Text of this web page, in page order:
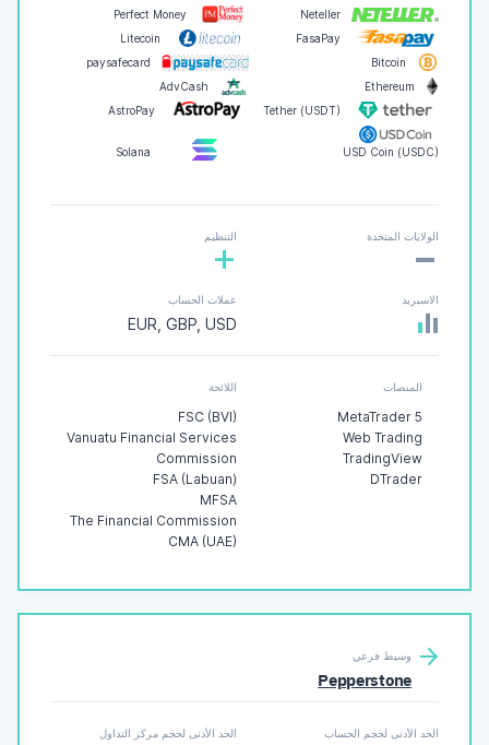
Neteller
Perfect Money
FasaPay
Litecoin
Bitcoin
paysafecard
Ethereum
AdvCash
Tether (USDT)
AstroPay
USD Coin (USDC)
Solana
الولايات المتحدة
- التنظيم
+
الاسبريد عملات الحساب
EUR, GBP, USD
المنصات
MetaTrader 5
Web Trading
TradingView
DTrader
اللائحة
FSC (BVI)
Vanuatu Financial Services
Commission
FSA (Labuan)
MFSA
The Financial Commission
CMA (UAE)
وسيط فرعي
Pepperstone
الحد الأدنى لحجم الحساب الحد الأدنى لحجم مركز التداول